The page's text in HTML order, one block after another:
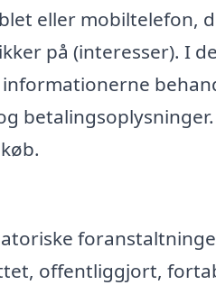
eller mobiltelefon,
på (interesser). I
offentliggjort,